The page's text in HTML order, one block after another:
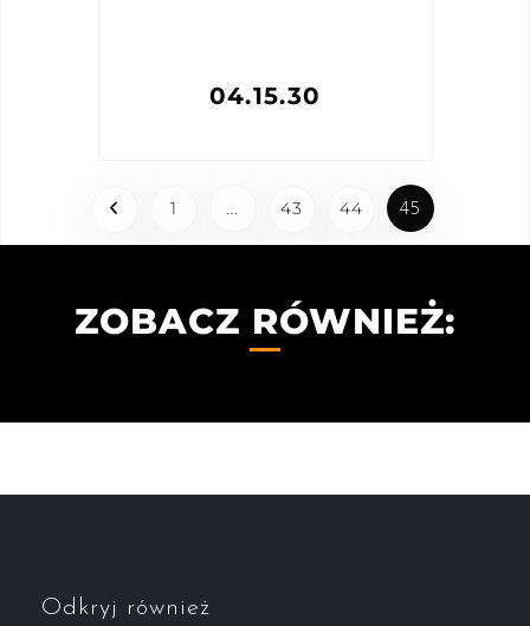
04.15.30
1 … 43 44 45
ZOBACZ RÓWNIEŻ:
Odkryj również